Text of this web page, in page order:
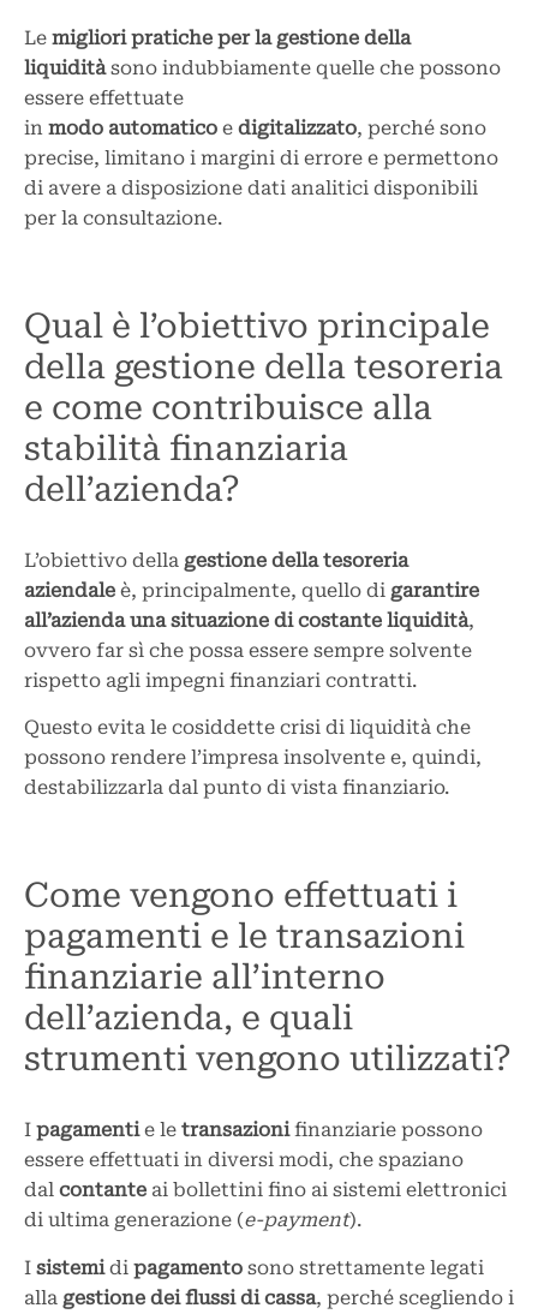
Le migliori pratiche per la gestione della
liquiditàsono indubbiamente quelle che possono
essere effettuate
in modo automatico e digitalizzato, perché sono
precise, limitano i margini di errore e permettono
di avere a disposizione dati analitici disponibili
per la consultazione.
Qual è l’obiettivo principale
della gestione della tesoreria
e come contribuisce alla
stabilità finanziaria
dell’azienda?
L’obiettivo della gestione della tesoreria
aziendale è, principalmente, quello di garantire
all’azienda una situazione di costante liquidità,
ovvero far sì che possa essere sempre solvente
rispetto agli impegni finanziari contratti.
Questo evita le cosiddette crisi di liquidità che
possono rendere l’impresa insolvente e, quindi,
destabilizzarla dal punto di vista finanziario.
Come vengono effettuati i
pagamenti e le transazioni
finanziarie all’interno
dell’azienda, e quali
strumenti vengono utilizzati?
I pagamentie le transazionifinanziarie possono
essere effettuati in diversi modi, che spaziano
dal contante ai bollettini fino ai sistemi elettronici
di ultima generazione (e-payment).
I sistemidi pagamento sono strettamente legati
alla gestione dei flussi di cassa, perché scegliendo i